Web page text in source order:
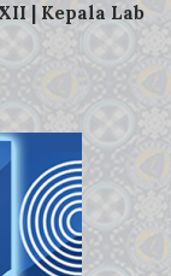
| Kepala Lab